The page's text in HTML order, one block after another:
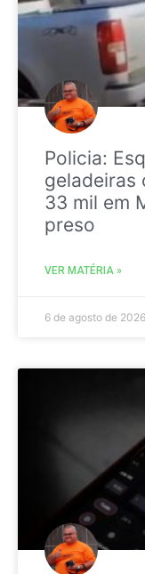
Policia:
geladeiras
33 mil em
preso
VER MATÉRIA »
6 de agosto de 2026